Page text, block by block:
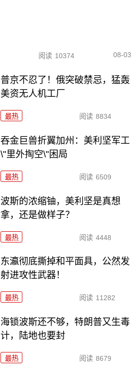
阅读 10374 08-03
普京不忍了！俄突破禁忌，猛轰
美资无人机工厂
最热 阅读 8834
吞金巨兽折翼加州：美利坚军工
\"里外掏空\"困局
最热 阅读 6509
波斯的浓缩铀，美利坚是真想
拿，还是做样子？
最热 阅读 4448
东瀛彻底撕掉和平面具，公然发
射进攻性武器！
最热 阅读 11282
海锁波斯还不够，特朗普又生毒
计，陆地也要封
最热 阅读 8679